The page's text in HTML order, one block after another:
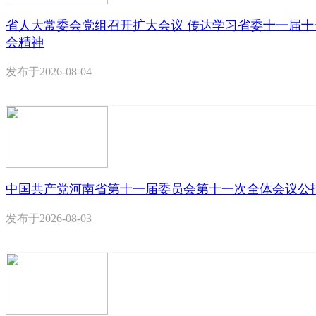
省人大常委会党组召开扩大会议 传达学习省委十一届
会精神
发布于2026-08-04
中国共产党河南省第十一届委员会第十一次全体会议公
发布于2026-08-03